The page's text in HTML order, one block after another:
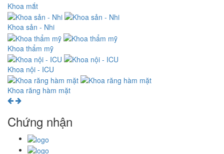
Khoa mắt
Khoa sản - Nhi
Khoa thẩm mỹ
Khoa nội - ICU
Khoa răng hàm mặt
Chứng nhận